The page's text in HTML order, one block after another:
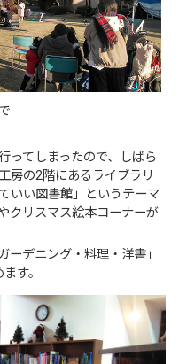
ってしまったので、しばら
房の2階にあるライブラリ
いい図書館」というテーマ
クリスマス絵本コーナーが
ーデニング・料理・洋書」
す。